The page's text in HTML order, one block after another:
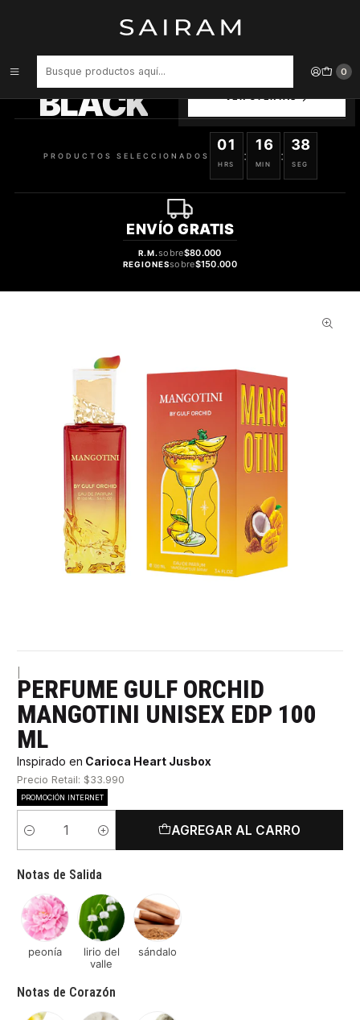
0
PERFUME GULF ORCHID MANGOTINI UNISEX EDP 100 ML
BLACK
SELECCIONADOS
PRODUCTOS SELECCIONADOS
01
HRS
:
16
MIN
:
38
SEG
ENVÍO GRATIS
R.M.sobre$80.000
REGIONESsobre$150.000
PERFUME GULF ORCHID
MANGOTINI UNISEX EDP 100
ML
Inspirado en Carioca Heart Jusbox
Precio Retail: $33.990
PROMOCIÓN INTERNET
Cantidad
AGREGAR AL CARRO
Notas de Salida
peonía
lirio del
valle
sándalo
Notas de Corazón